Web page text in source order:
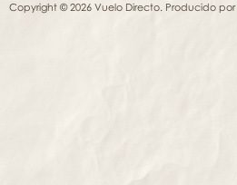
Copyright © 2026 Vuelo Directo. Producido por